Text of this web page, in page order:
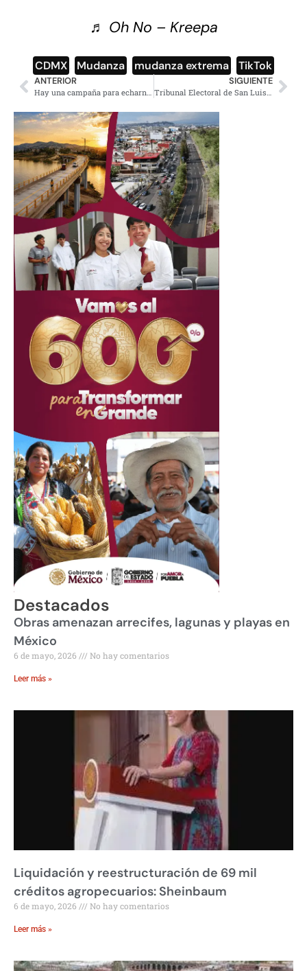
♬ Oh No – Kreepa
CDMX Mudanza mudanza extrema TikTok
ANTERIOR
Hay una campaña para echarnos encima a los médicos: AMLO
SIGUIENTE
Tribunal Electoral de San Luis Potosí tumba candidaturas de pluris de Morena
Destacados
Obras amenazan arrecifes, lagunas y playas en
México
6 de mayo, 2026 No hay comentarios
Leer más »
Liquidación y reestructuración de 69 mil
créditos agropecuarios: Sheinbaum
6 de mayo, 2026 No hay comentarios
Leer más »